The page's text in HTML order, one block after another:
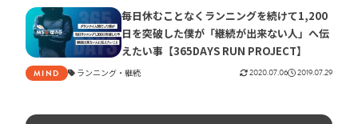
毎日休むことなくランニングを続けて1,200
日を突破した僕が「継続が出来ない人」へ伝
えたい事【365DAYS RUN PROJECT】
MIND ランニング 継続 2020.07.06 2019.07.29